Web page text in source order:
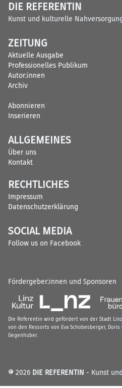
DIE REFERENTIN
Kunst und kulturelle
ZEITUNG
Aktuelle Ausgabe
Professionelles Publikum
Autor:innen
Archiv
Abonnieren
Inserieren
ALLGEMEINES
Über uns
Kontakt
RECHTLICHES
Impressum
Datenschutzerklärung
SOCIAL MEDIA
Follow us on Facebook
© 2026 DIE REFERENTIN - Kunst
Fördergeber:innen und Sponsoren
Die Referentin wird gefördert von der Stadt
von den Ressorts von Eva Schobesberger,
Gegenhuber.